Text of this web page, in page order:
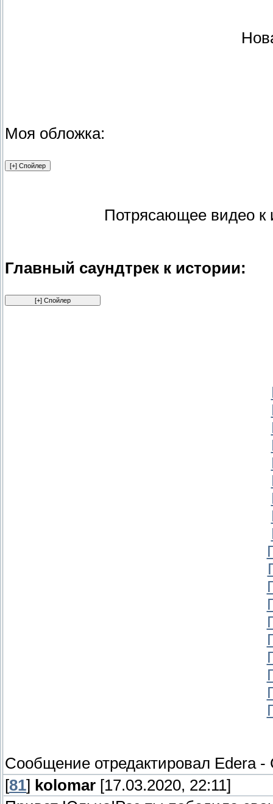
Моя обложка:
Потрясающее видео к
Главный саундтрек к истории:
Сообщение отредактировал Edera-
[81] kolomar [17.03.2020, 22:11]